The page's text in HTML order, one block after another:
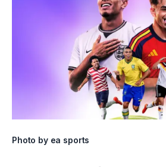
Photo by ea sports